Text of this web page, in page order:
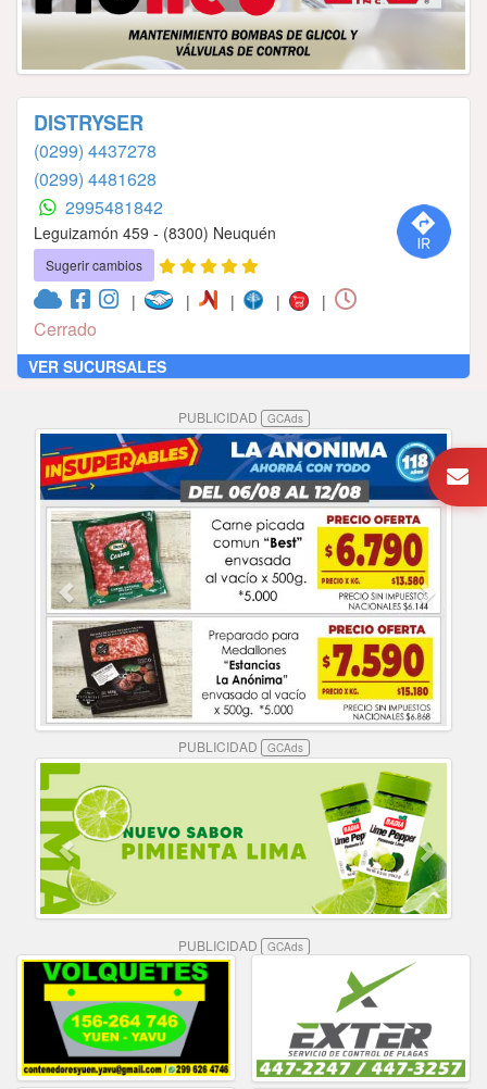
DISTRYSER
(0299) 4437278
(0299) 4481628
2995481842
Leguizamón 459 - (8300) Neuquén
Sugerir cambios
| | | | |
Cerrado
VER SUCURSALES
PUBLICIDAD GCAds
PUBLICIDAD GCAds
PUBLICIDAD GCAds